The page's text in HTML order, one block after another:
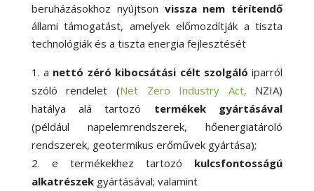
beruházásokhoz nyújtson vissza nem térítendő
állami támogatást, amelyek előmozdítják a tiszta
technológiák és a tiszta energia fejlesztését
a nettó zéró kibocsátási célt szolgáló iparról
szóló rendelet (Net Zero Industry Act, NZIA)
hatálya alá tartozó termékek gyártásával
(például napelemrendszerek, hőenergiatároló
rendszerek, geotermikus erőművek gyártása);
e termékekhez tartozó kulcsfontosságú
alkatrészekgyártásával; valamint